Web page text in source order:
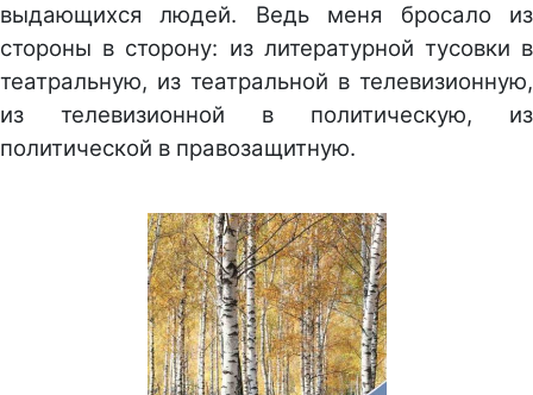
выдающихся людей. Ведь меня бросало из
стороны в сторону: из литературной тусовки в
театральную, из театральной в телевизионную,
из телевизионной в политическую, из
политической в правозащитную.